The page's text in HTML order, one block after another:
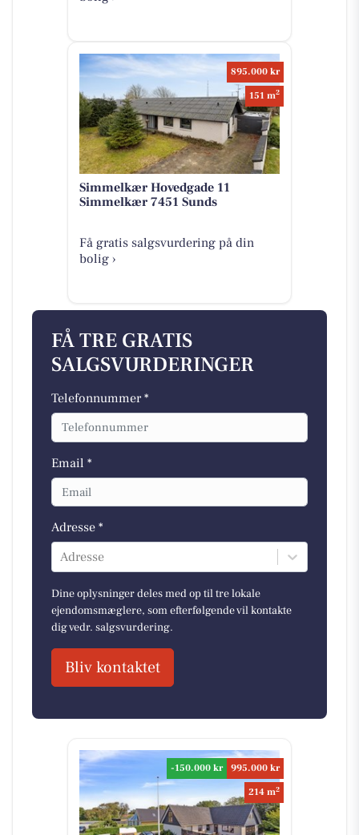
895.000 kr
151 m2
Simmelkær Hovedgade 11
Simmelkær 7451 Sunds
Få gratis salgsvurdering på din
bolig ›
FÅ TRE GRATIS
SALGSVURDERINGER
Telefonnummer *
Email *
Adresse *
Adresse
Dine oplysninger deles med op til tre lokale
ejendomsmæglere, som efterfølgende vil kontakte
dig vedr. salgsvurdering.
Bliv kontaktet
-150.000 kr
995.000 kr
214 m2